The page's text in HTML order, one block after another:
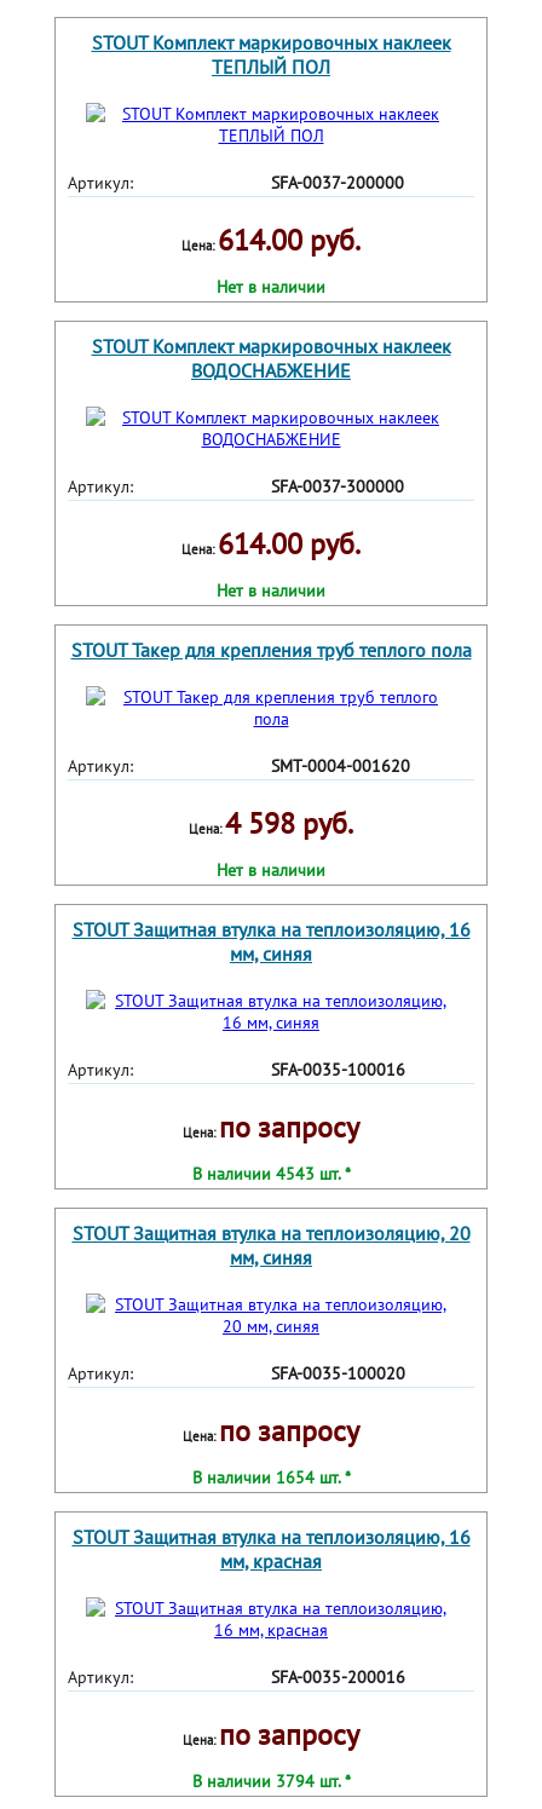
STOUT Комплект маркировочных наклеек
ТЕПЛЫЙ ПОЛ
Артикул: SFA-0037-200000
Цена: 614.00 руб.
Нет в наличии
STOUT Комплект маркировочных наклеек
ВОДОСНАБЖЕНИЕ
Артикул: SFA-0037-300000
Цена: 614.00 руб.
Нет в наличии
STOUT Такер для крепления труб теплого пола
Артикул: SMT-0004-001620
Цена:4 598 руб.
Нет в наличии
STOUT Защитная втулка на теплоизоляцию, 16
мм, синяя
Артикул: SFA-0035-100016
Цена: по запросу
В наличии 4543 шт. *
STOUT Защитная втулка на теплоизоляцию, 20
мм, синяя
Артикул: SFA-0035-100020
Цена: по запросу
В наличии 1654 шт. *
STOUT Защитная втулка на теплоизоляцию, 16
мм, красная
Артикул: SFA-0035-200016
Цена: по запросу
В наличии 3794 шт. *